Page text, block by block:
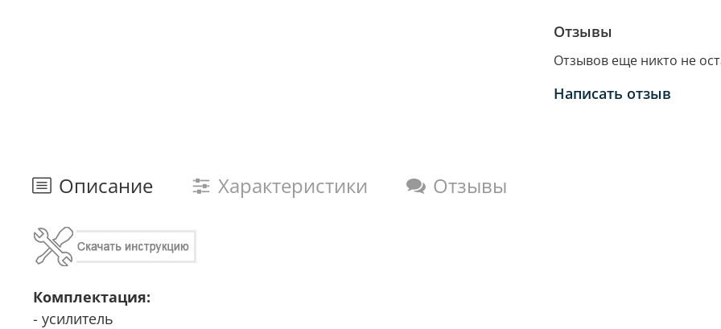
Отзывы
Отзывов еще никто не
Написать отзыв
Описание Характеристики Отзывы
Комплектация:
- усилитель